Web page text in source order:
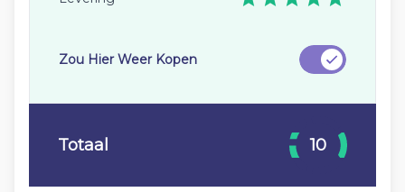
Zou Hier Weer Kopen
Totaal 10